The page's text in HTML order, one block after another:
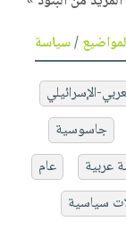
/سياسة
الإسرائيلي
جاسوسية
عربية
عام
سياسية